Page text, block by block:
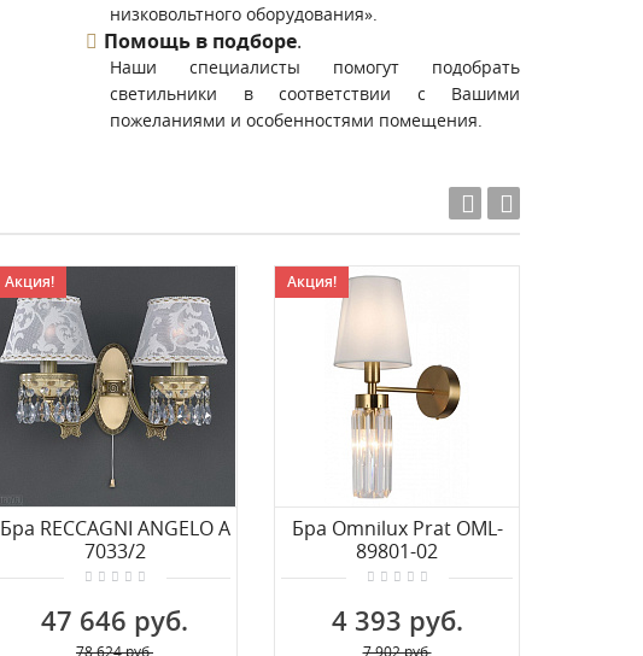
низковольтного оборудования».
Помощь в подборе.
Наши специалисты помогут подобрать
светильники в соответствии с Вашими
пожеланиями и особенностями помещения.
Акция!
Бра RECCAGNI ANGELO A
7033/2
47 646 руб.
78 624 руб.
Акция!
Бра Omnilux Prat OML-
89801-02
4 393 руб.
7 902 руб.